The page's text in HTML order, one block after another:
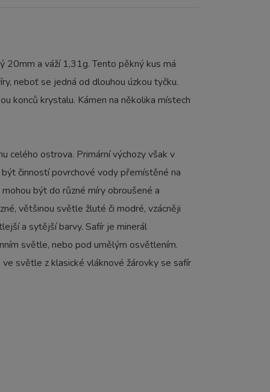
20mm a váží 1,31g. Tento pěkný kus má
neboť se jedná od dlouhou úzkou tyčku.
konců krystalu. Kámen na několika místech
celého ostrova. Primární výchozy však v
činností povrchové vody přemístěné na
být do různé míry obroušené a
většinou světle žluté či modré, vzácněji
a sytější barvy. Safír je minerál
světle, nebo pod umělým osvětlením.
světle z klasické vláknové žárovky se safír